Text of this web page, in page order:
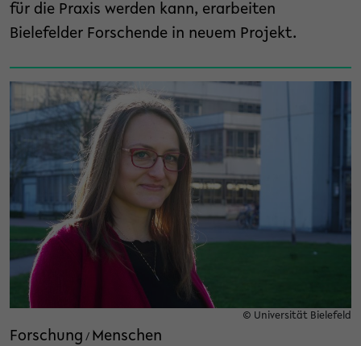
für die Praxis werden kann, erarbeiten
Bielefelder Forschende in neuem Projekt.
© Universität Bielefeld
Forschung / Menschen